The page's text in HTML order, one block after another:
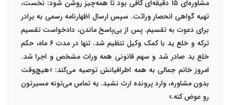
مشاوره‌ای ۱۵دقیقه‌ای کافی بود تا همه‌چیز روشن شود: نخست،
تهیه گواهی انحصار وراثت. سپس ارسال اظهارنامه رسمی به برادر
برای دعوت به تقسیم. پس از بی‌پاسخ ماندن، دادخواست تقسیم
ترکه و خلع ید با کمک وکیل تنظیم شد. تنها در مدت ۶ ماه، حکم
خلع ید صادر شد و سهم قانونی همه وراث مشخص و اجرا شد.
امروز خانم جمالی به همه اطرافیانش توصیه می‌کند: «هیچ‌وقت
بدون مشاوره، وارد پرونده ارث نشید. یه تماس می‌تونه مسیرتون
رو عوض کنه.»